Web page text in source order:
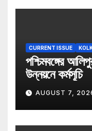
CURRENT ISSUE
পশ্চিমবঙ্গের
উন্নয়নে কর্মসূচি
AUGUST 7,